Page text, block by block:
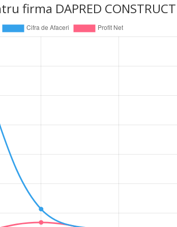
firma DAPRED